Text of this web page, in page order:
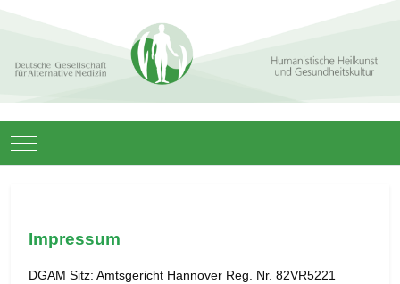
Mobile Menu Toggle
Impressum
DGAM Sitz: Amtsgericht Hannover Reg. Nr. 82VR5221